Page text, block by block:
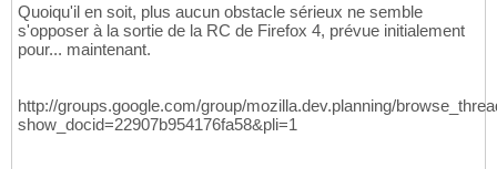
Quoiqu'il en soit, plus aucun obstacle sérieux ne semble
s'opposer à la sortie de la RC de Firefox 4, prévue initialement
pour... maintenant.
http://groups.google.com/group/mozilla.dev.planning/
show_docid=22907b954176fa58&pli=1